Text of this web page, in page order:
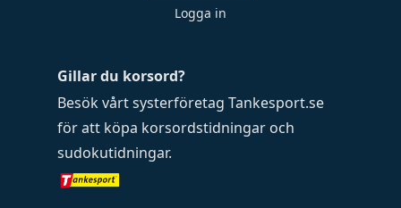
Gillar du korsord?
Besök vårt systerföretag Tankesport.se
för att köpa korsordstidningar och
sudokutidningar.
Logga in